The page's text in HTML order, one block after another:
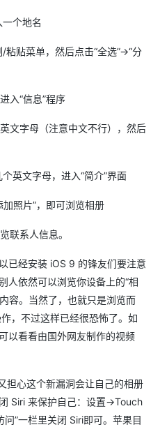
个地名
贴菜单，然后点击“全选”→“分
入“信息”程序
文字母（注意中文不行），然后
英文字母，进入“简介”界面
加照片”，即可浏览相册
联系人信息。
已经安装 iOS 9 的锋友们要注意
人依然可以浏览你设备上的“相
容。当然了，也就只是浏览而
，不过这样已经很恐怖了。如
以看看由国外网友制作的视频
担心这个新漏洞会让自己的相册
Siri 来保护自己：设置→Touch
”一栏里关闭 Siri即可。苹果目